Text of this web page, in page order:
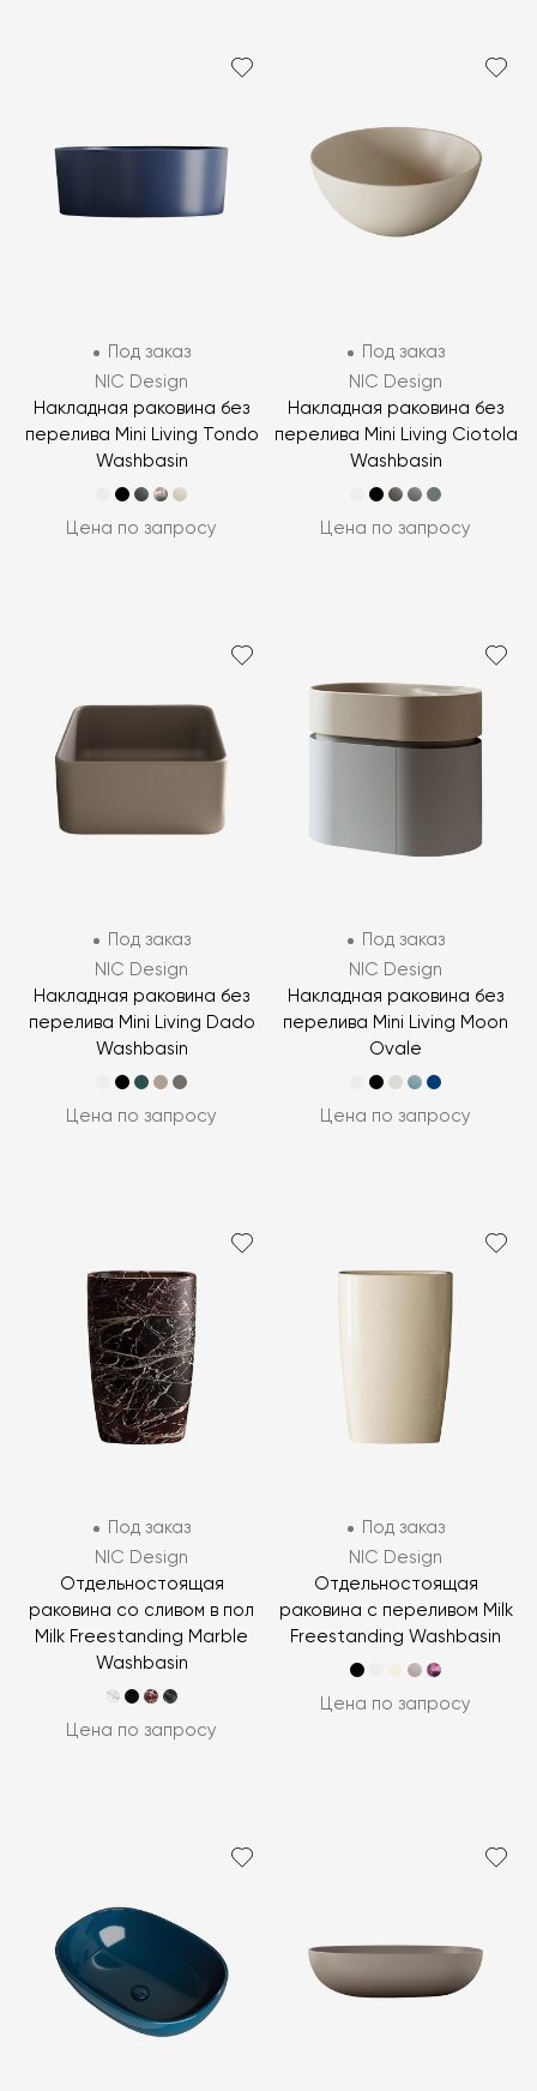
Под заказ
NIC Design
Накладная раковина без
перелива Mini Living Tondo
Washbasin
Цена по запросу
Под заказ
NIC Design
Накладная раковина без
перелива Mini Living Ciotola
Washbasin
Цена по запросу
Под заказ
NIC Design
Накладная раковина без
перелива Mini Living Dado
Washbasin
Цена по запросу
Под заказ
NIC Design
Накладная раковина без
перелива Mini Living Moon
Ovale
Цена по запросу
Под заказ
NIC Design
Отдельностоящая
раковина со сливом в пол
Milk Freestanding Marble
Washbasin
Цена по запросу
Под заказ
NIC Design
Отдельностоящая
раковина с переливом Milk
Freestanding Washbasin
Цена по запросу